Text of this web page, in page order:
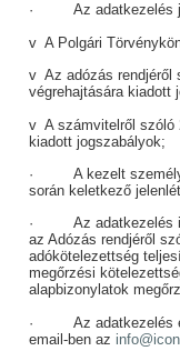
·Az adatkezelés
v A Polgári
v Az adózás rendjéről
végrehajtására kiadott
v A számvitelről szóló
kiadott jogszabályok;
·A kezelt
során keletkező
·Az adatkezelés
az Adózás rendjéről
adókötelezettség
megőrzési
alapbizonylatok
·Az adatkezelés
email-ben az